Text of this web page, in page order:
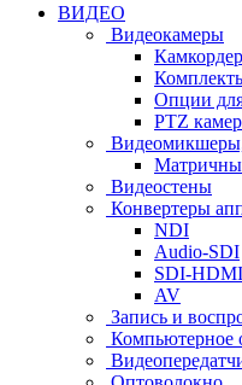
ВИДЕО
Видеокамеры
Опции
PTZ
Видеостены
Конвертеры
NDI
Audio-SDI
SDI-HDMI
AV
Запись и
Компьютерное